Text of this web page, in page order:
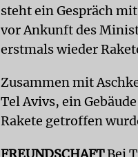
steht ein Gespräch
vor Ankunft des
erstmals wieder
Zusammen mit
Tel Avivs, ein
Rakete getroffen